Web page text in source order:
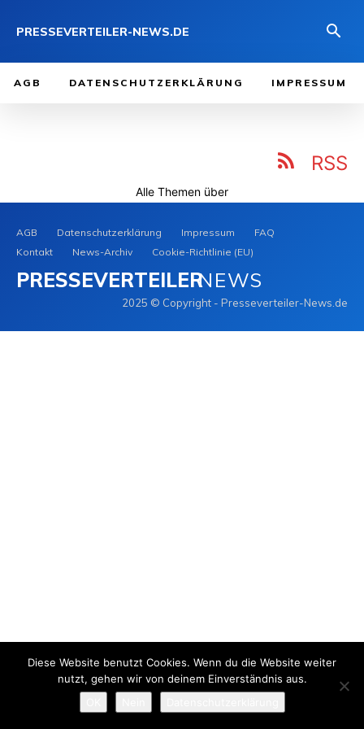
PRESSEVERTEILER-NEWS.DE
AGB DATENSCHUTZERKLÄRUNG IMPRESSUM
RSS
Alle Themen über
Schrottabholung
AGB Datenschutzerklärung Impressum
FAQ
Kontakt
News-Archiv Cookie-Richtlinie (EU)
PRESSEVERTEILERNEWS
2025 © Copyright - Presseverteiler-News.de
Diese Website benutzt Cookies. Wenn du die Website weiter
nutzt, gehen wir von deinem Einverständnis aus.